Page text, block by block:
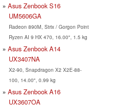
Asus Zenbook S16
UM5606GA
Radeon 890M, Strix / Gorgon Point
Ryzen AI 9 HX 470, 16.00", 1.5 kg
Asus Zenbook A14
UX3407NA
X2-90, Snapdragon X2 X2E-88-
100, 14.00", 0.99 kg
Asus Zenbook A16
UX3607OA